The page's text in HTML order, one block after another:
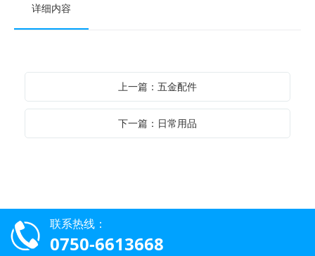
详细内容
上一篇：五金配件
下一篇：日常用品
联系热线：
0750-6613668